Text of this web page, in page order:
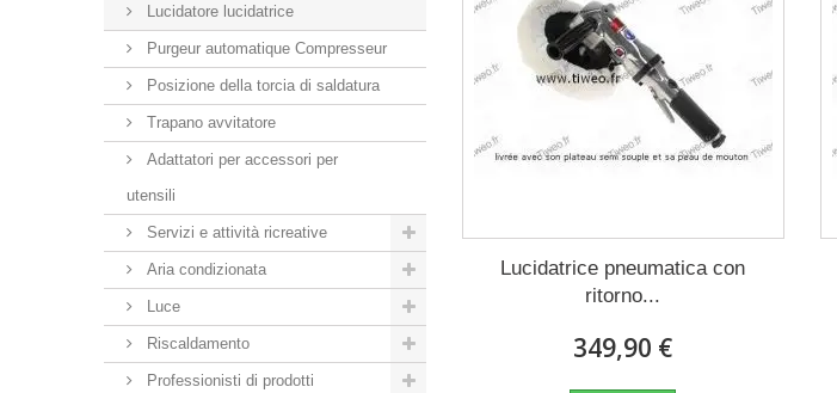
Lucidatore lucidatrice
Purgeur automatique Compresseur
Posizione della torcia di saldatura
Trapano avvitatore
Adattatori per accessori per
utensili
Servizi e attività ricreative
Aria condizionata
Luce
Riscaldamento
Professionisti di prodotti
Lucidatrice pneumatica con
ritorno...
349,90 €